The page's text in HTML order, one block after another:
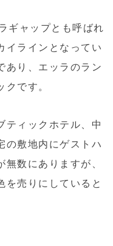
ギャップとも呼ばれ
イラインとなってい
あり、エッラのラン
です。
ティックホテル、中
の敷地内にゲストハ
数にありますが、
を売りにしていると